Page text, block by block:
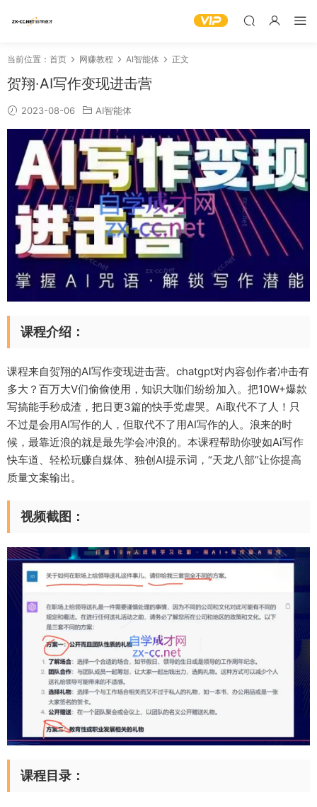
当前位置： 首页 网赚教程 AI智能体 正文
贺翔·AI写作变现进击营
2023-08-06 AI智能体
课程介绍：
课程来自贺翔的AI写作变现进击营。chatgpt对内容创作者冲击有
多大？百万大V们偷偷使用，知识大咖们纷纷加入。把10W+爆款
写搞能手秒成渣，把日更3篇的快手党虐哭。Ai取代不了人！只
不过是会用AI写作的人，但取代不了用AI写作的人。浪来的时
候，最靠近浪的就是最先学会冲浪的。本课程帮助你驶如Ai写作
快车道、轻松玩赚自媒体、独创AI提示词，“天龙八部”让你提高
质量文案输出。
视频截图：
课程目录：